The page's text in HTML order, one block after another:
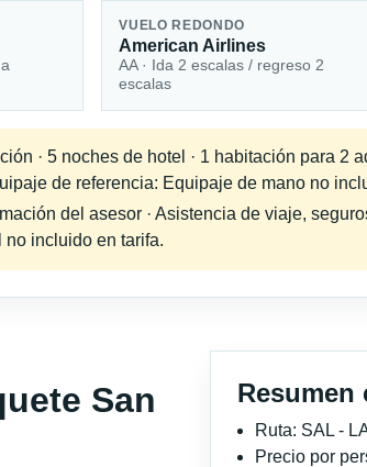
VUELO REDONDO
American Airlines
AA · Ida 2 escalas / regreso 2
escalas
· 5 noches de hotel · 1 habitación para 2
de referencia: Equipaje de mano no
del asesor · Asistencia de viaje,
incluido en tarifa.
San
Resumen
Ruta: SAL -
Precio por